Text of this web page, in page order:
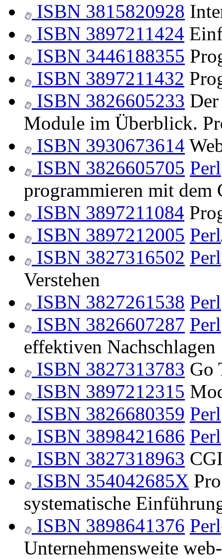
ISBN 3815820928
ISBN 3897211424
ISBN 3446188355
ISBN 3897211432
ISBN 3826605233
Module im Überblick.
ISBN 3930673614
ISBN 3826605705 Perl
programmieren mit dem
ISBN 3897211084
ISBN 3897212005 Perl
ISBN 3827316502 Perl
Verstehen
ISBN 3827261538 Perl
ISBN 3826607287 Perl
effektiven Nachschlagen
ISBN 3827313783 Go
ISBN 3897212315
ISBN 3826680359 Perl
ISBN 3898421686 Perl
ISBN 3827318963
ISBN 354042685X
systematische
ISBN 3898641376 Perl
Unternehmensweite